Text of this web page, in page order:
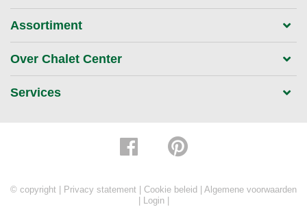
Assortiment
Over Chalet Center
Services
© copyright | Privacy statement Cookie beleid
Algemene voorwaarden
Login|